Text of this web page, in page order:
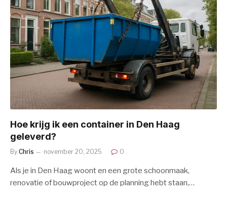
Hoe krijg ik een container in Den Haag
geleverd?
By Chris november 20, 2025 0
Als je in Den Haag woont en een grote schoonmaak,
renovatie of bouwproject op de planning hebt staan,…